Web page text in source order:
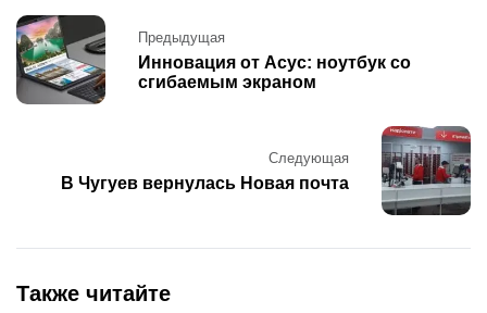
Post
navigation
Предыдущая
Инновация от Асус: ноутбук со
сгибаемым экраном
Следующая
В Чугуев вернулась Новая почта
Также читайте